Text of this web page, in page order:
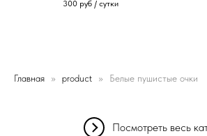
300 руб / сутки
Главная product Белые пушистые очки
Посмотреть весь